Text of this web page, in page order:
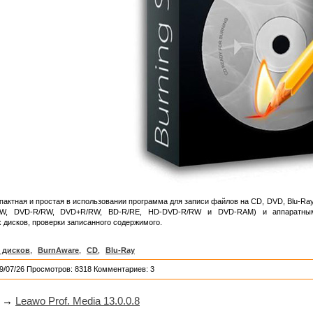
и простая в использовании программа для записи файлов на CD, DVD, Blu-
DVD-R/RW, DVD+R/RW, BD-R/RE, HD-DVD-R/RW и DVD-RAM) и
проверки записанного содержимого.
дисков BurnAware CD Blu-Ray
07/26 Просмотров: 8318 Комментариев: 3
→ Leawo Prof. Media 13.0.0.8